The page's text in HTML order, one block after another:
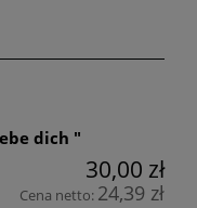
dich "
30,00 zł
Cena netto: 24,39 zł